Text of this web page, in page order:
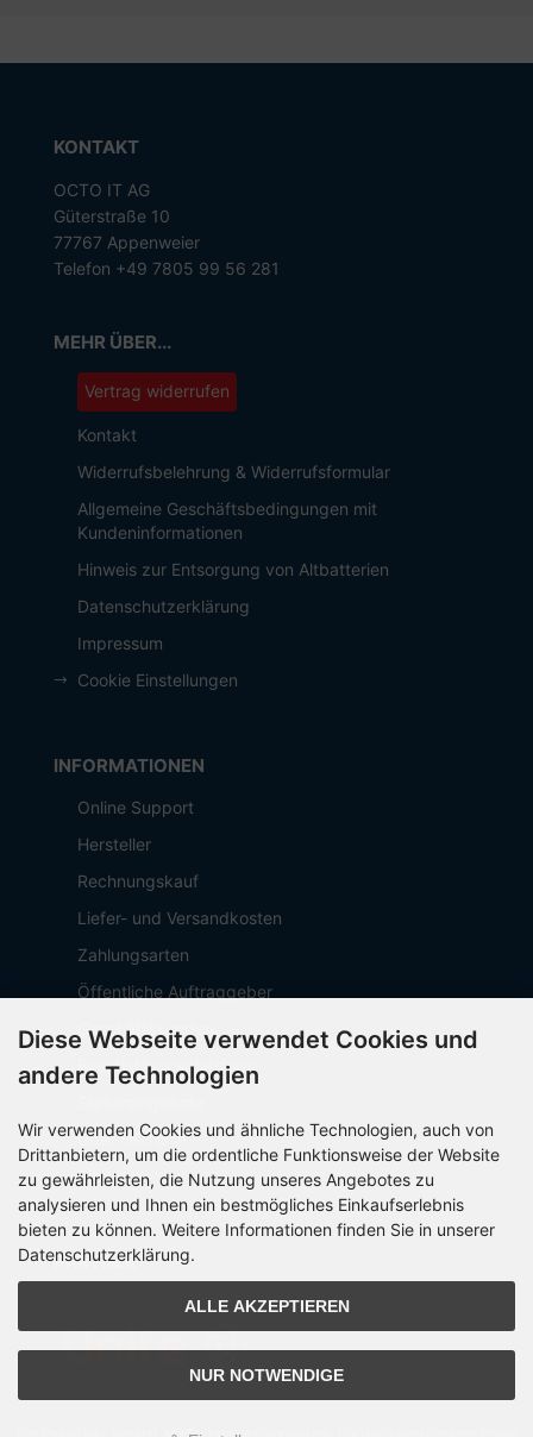
KONTAKT
OCTO IT AG
Güterstraße 10
77767 Appenweier
Telefon +49 7805 99 56 281
MEHR ÜBER...
Vertrag widerrufen
Kontakt
Widerrufsbelehrung & Widerrufsformular
Allgemeine Geschäftsbedingungen mit
Kundeninformationen
Hinweis zur Entsorgung von Altbatterien
Datenschutzerklärung
Impressum
Cookie Einstellungen
INFORMATIONEN
Online Support
Hersteller
Rechnungskauf
Liefer- und Versandkosten
Zahlungsarten
Öffentliche Auftraggeber
Geschäftskunden
Beschaffungsplattform
Über OCTO IT
Sitemap
PARTNER
Alle Preise inkl. gesetzl. MwSt. zzgl.Versandkosten
Diese Webseite verwendet Cookies und
andere Technologien
Wir verwenden Cookies und ähnliche Technologien, auch von
Drittanbietern, um die ordentliche Funktionsweise der Website
zu gewährleisten, die Nutzung unseres Angebotes zu
analysieren und Ihnen ein bestmögliches Einkaufserlebnis
bieten zu können. Weitere Informationen finden Sie in unserer
Datenschutzerklärung.
ALLE AKZEPTIEREN
NUR NOTWENDIGE